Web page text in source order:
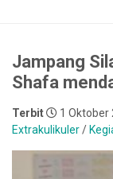
Jampang
Shafa
Terbit 1 Oktober
Extrakulikuler/